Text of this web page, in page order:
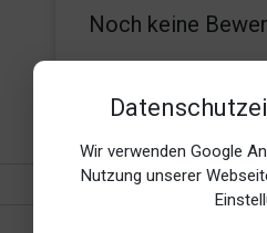
Wir verwenden Google
Nutzung unserer
Noch keine